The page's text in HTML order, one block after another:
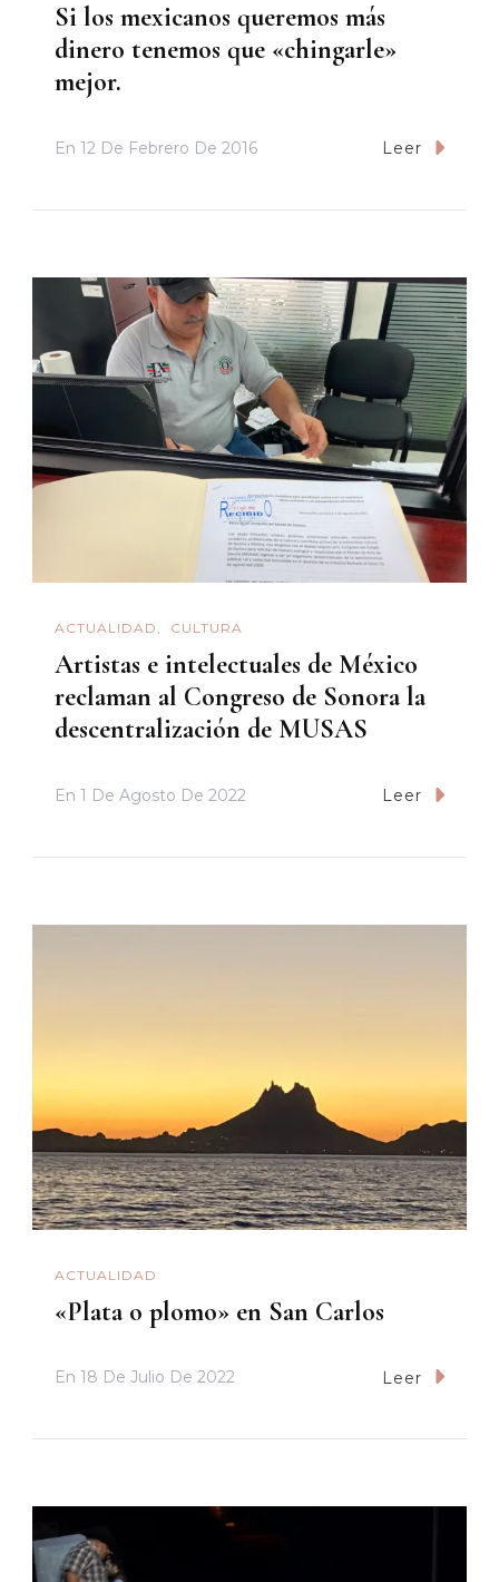
Si los mexicanos queremos más
dinero tenemos que «chingarle»
mejor.
En 12 De Febrero De 2016 Leer
ACTUALIDAD CULTURA
Artistas e intelectuales de México
reclaman al Congreso de Sonora la
descentralización de MUSAS
En 1 De Agosto De 2022 Leer
ACTUALIDAD
«Plata o plomo» en San Carlos
En 18 De Julio De 2022 Leer